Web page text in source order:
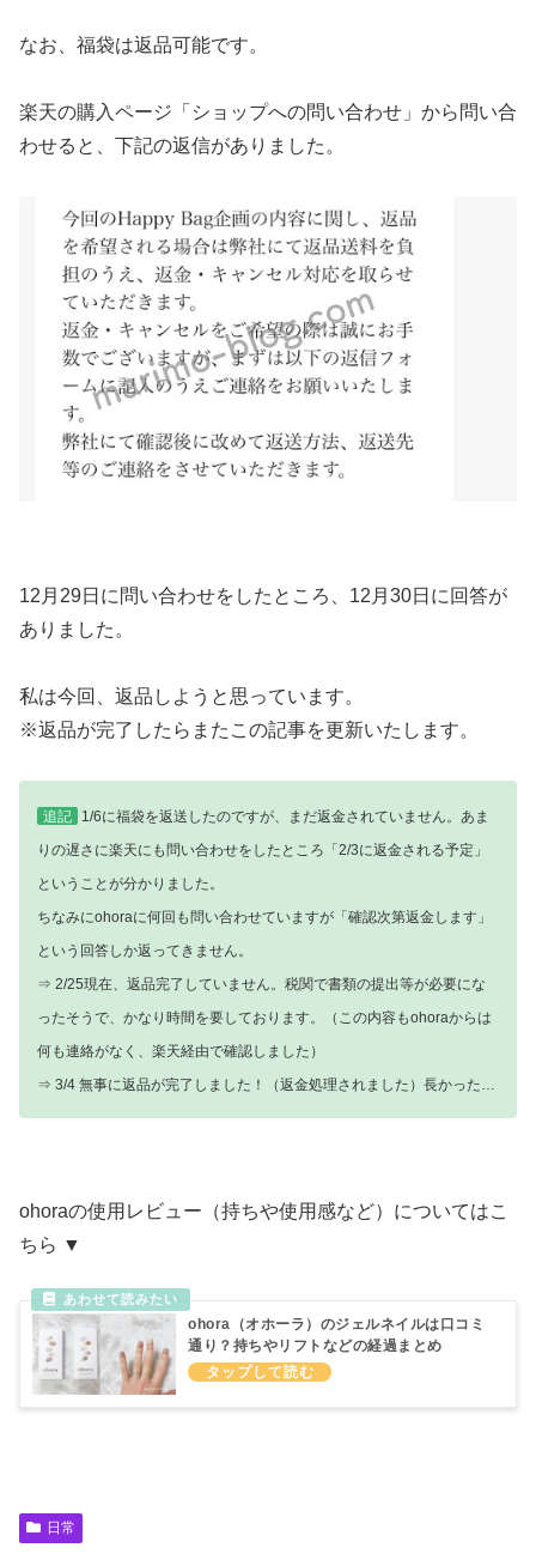
なお、福袋は返品可能です。
楽天の購入ページ「ショップへの問い合わせ」から問い合
わせると、下記の返信がありました。
12月29日に問い合わせをしたところ、12月30日に回答が
ありました。
私は今回、返品しようと思っています。
※返品が完了したらまたこの記事を更新いたします。
追記
1/6に福袋を返送したのですが、まだ返金されていません。あま
りの遅さに楽天にも問い合わせをしたところ「2/3に返金される予定」
ということが分かりました。
ちなみにohoraに何回も問い合わせていますが「確認次第返金します」
という回答しか返ってきません。
⇒ 2/25現在、返品完了していません。税関で書類の提出等が必要にな
ったそうで、かなり時間を要しております。（この内容もohoraからは
何も連絡がなく、楽天経由で確認しました）
⇒ 3/4 無事に返品が完了しました！（返金処理されました）長かった…
ohoraの使用レビュー（持ちや使用感など）についてはこ
ちら ▼
ohora（オホーラ）のジェルネイルは口コミ
通り？持ちやリフトなどの経過まとめ
日常